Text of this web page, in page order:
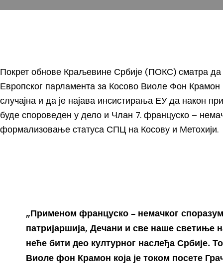
Покрет обнове Краљевине Србије (ПОКС) сматра да
Европског парламента за Косово Виоле Фон Крамон
случајна и да је најава инсистирања ЕУ да након
буде спороведен у дело и Члан 7. француско –
формализовање статуса СПЦ на Косову и Метохији.
„Применом француско – немачког
патријаршија, Дечани и све наше светиње
неће бити део културног наслеђа Србије.
Виоле фон Крамон која је током посете